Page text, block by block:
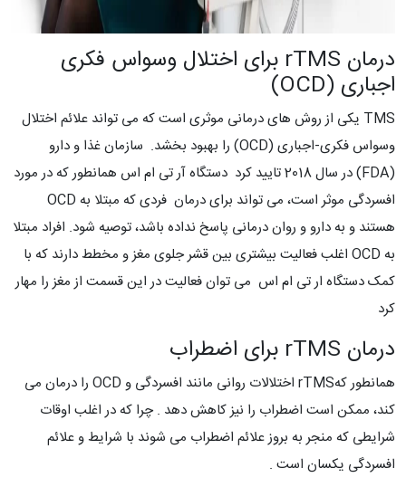
درمان rTMS برای اختلال وسواس فکری
اجباری (OCD)
TMS یکی از روش های درمانی موثری است که می تواند علائم اختلال
وسواس فکری-اجباری (OCD) را بهبود بخشد. سازمان غذا و دارو
(FDA) در سال 2018 تایید کرد دستگاه آر تی ام اس همانطور که در مورد
افسردگی موثر است، می تواند برای درمان فردی که مبتلا به OCD
هستند و به دارو و روان درمانی پاسخ نداده باشد، توصیه شود. افراد مبتلا
به OCD اغلب فعالیت بیشتری بین قشر جلوی مغز و مخطط دارند که با
کمک دستگاه ار تی ام اس می توان فعالیت در این قسمت از مغز را مهار
کرد
درمان rTMS برای اضطراب
همانطور کهrTMS اختلالات روانی مانند افسردگی و OCD را درمان می
کند، ممکن است اضطراب را نیز کاهش دهد . چرا که در اغلب اوقات
شرایطی که منجر به بروز علائم اضطراب می شوند با شرایط و علائم
افسردگی یکسان است .